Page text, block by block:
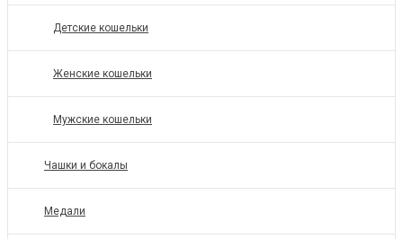
Детские кошельки
Женские кошельки
Мужские кошельки
Чашки и бокалы
Медали